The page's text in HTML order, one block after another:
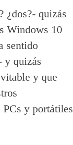
¿dos?- quizás
Windows 10
sentido
y quizás
y que
PCs y portátiles